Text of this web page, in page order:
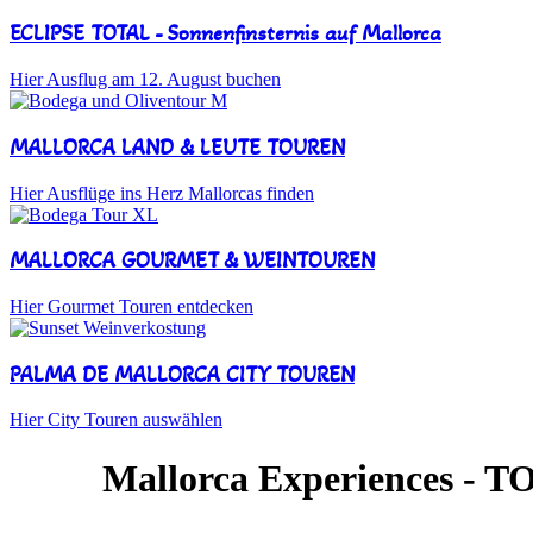
ECLIPSE TOTAL - Sonnenfinsternis auf Mallorca
Hier Ausflug am 12. August buchen
MALLORCA LAND & LEUTE TOUREN
Hier Ausflüge ins Herz Mallorcas finden
MALLORCA GOURMET & WEINTOUREN
Hier Gourmet Touren entdecken
PALMA DE MALLORCA CITY TOUREN
Hier City Touren auswählen
Mallorca Experiences -